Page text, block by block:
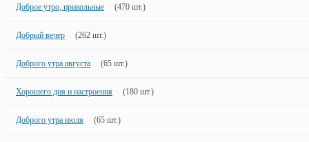
Доброе утро, прикольные (470 шт.)
Добрый вечер (262 шт.)
Доброго утра августа (65 шт.)
Хорошего дня и настроения (180 шт.)
Доброго утра июля (65 шт.)